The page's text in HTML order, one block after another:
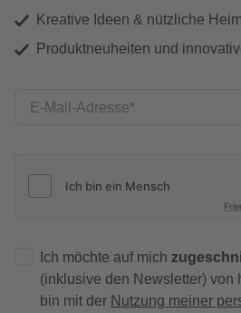
Kreative Ideen & nützliche
Produktneuheiten und
E-Mail-Adresse
Ich möchte auf mich
(inklusive den Newsletter) von
bin mit der Nutzung meiner